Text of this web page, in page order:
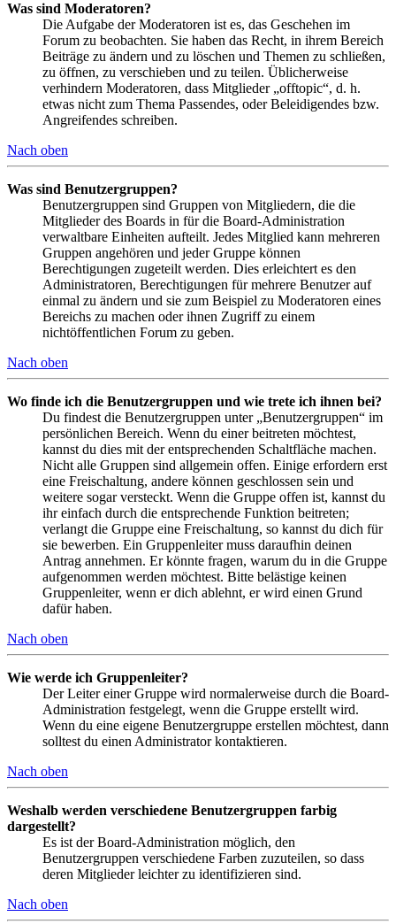
Was sind Moderatoren?
Die Aufgabe der Moderatoren ist es, das Geschehen im
Forum zu beobachten. Sie haben das Recht, in ihrem Bereich
Beiträge zu ändern und zu löschen und Themen zu schließen,
zu öffnen, zu verschieben und zu teilen. Üblicherweise
verhindern Moderatoren, dass Mitglieder „offtopic“, d. h.
etwas nicht zum Thema Passendes, oder Beleidigendes bzw.
Angreifendes schreiben.
Nach oben
Was sind Benutzergruppen?
Benutzergruppen sind Gruppen von Mitgliedern, die die
Mitglieder des Boards in für die Board-Administration
verwaltbare Einheiten aufteilt. Jedes Mitglied kann mehreren
Gruppen angehören und jeder Gruppe können
Berechtigungen zugeteilt werden. Dies erleichtert es den
Administratoren, Berechtigungen für mehrere Benutzer auf
einmal zu ändern und sie zum Beispiel zu Moderatoren eines
Bereichs zu machen oder ihnen Zugriff zu einem
nichtöffentlichen Forum zu geben.
Nach oben
Wo finde ich die Benutzergruppen und wie trete ich ihnen bei?
Du findest die Benutzergruppen unter „Benutzergruppen“ im
persönlichen Bereich. Wenn du einer beitreten möchtest,
kannst du dies mit der entsprechenden Schaltfläche machen.
Nicht alle Gruppen sind allgemein offen. Einige erfordern erst
eine Freischaltung, andere können geschlossen sein und
weitere sogar versteckt. Wenn die Gruppe offen ist, kannst du
ihr einfach durch die entsprechende Funktion beitreten;
verlangt die Gruppe eine Freischaltung, so kannst du dich für
sie bewerben. Ein Gruppenleiter muss daraufhin deinen
Antrag annehmen. Er könnte fragen, warum du in die Gruppe
aufgenommen werden möchtest. Bitte belästige keinen
Gruppenleiter, wenn er dich ablehnt, er wird einen Grund
dafür haben.
Nach oben
Wie werde ich Gruppenleiter?
Der Leiter einer Gruppe wird normalerweise durch die Board-
Administration festgelegt, wenn die Gruppe erstellt wird.
Wenn du eine eigene Benutzergruppe erstellen möchtest, dann
solltest du einen Administrator kontaktieren.
Nach oben
Weshalb werden verschiedene Benutzergruppen farbig
dargestellt?
Es ist der Board-Administration möglich, den
Benutzergruppen verschiedene Farben zuzuteilen, so dass
deren Mitglieder leichter zu identifizieren sind.
Nach oben